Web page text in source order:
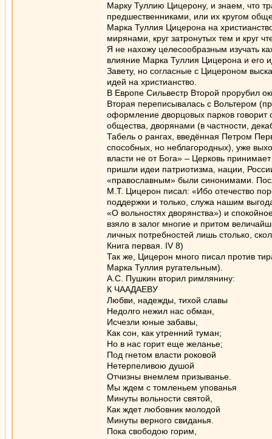
Марку Туллию Цицерону, и знаем, что
предшественниками, или их кругом
Марка Туллия Цицерона на
мирянами, круг затронутых тем и круг
Я не нахожу целесообразным изучать
влияние Марка Туллия Цицерона и его
Завету, но согласные с Цицероном
идей на христианство.
В Европе Сильвестр Второй прорубил
Вторая переписывалась с Вольтером
оформление дворцовых парков говорит
общества, дворянами (в частности,
Табель о рангах, введённая Петром
способных, но неблагородных), уже
власти не от Бога» – Церковь
пришли идеи патриотизма, нации,
«православным» были синонимами.
М.Т. Цицерон писал: «Ибо отечество
поддержки и только, служа нашим
«О вольностях дворянства») и
взяло в залог многие и притом
личных потребностей лишь столько,
Книга первая. IV 8)
Так же, Цицерон много писал против
Марка Туллия ругательным).
А.С. Пушкин вторил римлянину:
К ЧААДАЕВУ
Любви, надежды, тихой славы
Недолго нежил нас обман,
Исчезли юные забавы,
Как сон, как утренний туман;
Но в нас горит еще желанье;
Под гнетом власти роковой
Нетерпеливою душой
Отчизны внемлем призыванье.
Мы ждем с томленьем упованья
Минуты вольности святой,
Как ждет любовник молодой
Минуты верного свиданья.
Пока свободою горим,